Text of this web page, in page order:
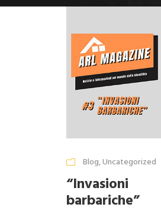
Blog,Uncategorized
“Invasioni
barbariche”